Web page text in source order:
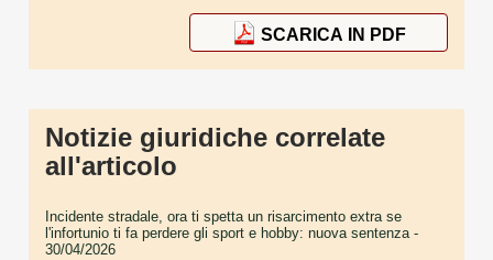
SCARICA IN PDF
Notizie giuridiche correlate
all'articolo
Incidente stradale, ora ti spetta un risarcimento extra se
l'infortunio ti fa perdere gli sport e hobby: nuova sentenza-
30/04/2026